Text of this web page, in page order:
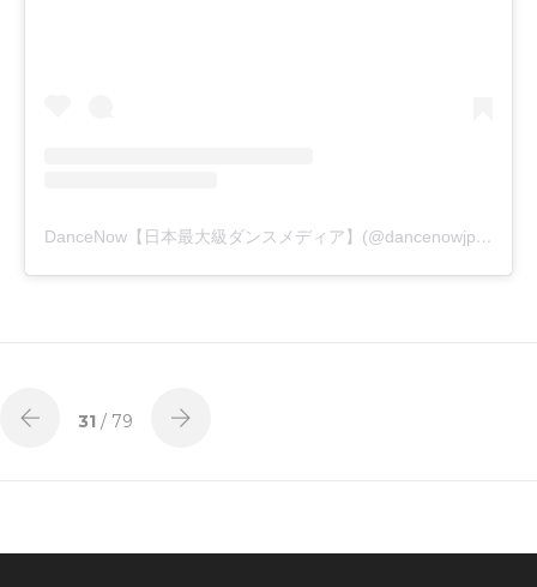
DanceNow【日本最大級ダンスメディア】(@dancenowjp)がシェアした投稿
31 / 79